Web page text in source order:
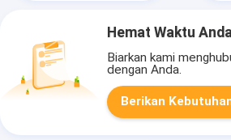
Hemat Waktu Anda
Biarkan kami
dengan Anda.
Berikan